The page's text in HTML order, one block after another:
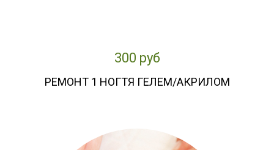
300 руб
РЕМОНТ 1 НОГТЯ ГЕЛЕМ/АКРИЛОМ